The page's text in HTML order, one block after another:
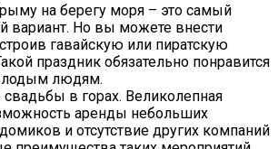
на берегу моря – это самый
вариант. Но вы можете внести
гавайскую или пиратскую
праздник обязательно понравится
людям.
в горах. Великолепная
аренды небольших
и отсутствие других компаний